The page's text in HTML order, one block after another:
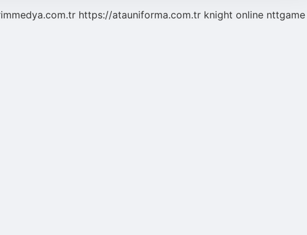
https://atauniforma.com.tr knight online nttgame